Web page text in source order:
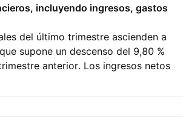
incluyendo ingresos, gastos
del último trimestre ascienden a
supone un descenso del 9,80 %
anterior. Los ingresos netos